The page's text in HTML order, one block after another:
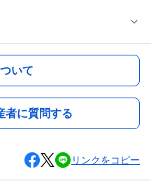
いて
者に質問する
リンクをコピー